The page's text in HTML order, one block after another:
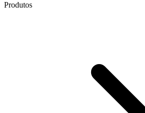
Produtos